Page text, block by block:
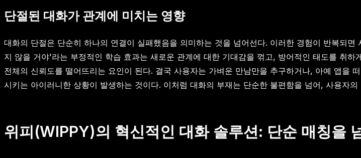
단절된 대화가 관계에 미치는 영향
대화의 단절은 단순히 하나의 연결이 실패했음을 의미하는 것을 넘어선다. 이러한 경험이 반복되
지 않을 거야'라는 부정적인 학습 효과는 새로운 관계에 대한 기대감을 꺾고, 방어적인 태도를 취
전체의 신뢰도를 떨어뜨리는 요인이 된다. 결국 사용자는 가벼운 만남만을 추구하거나, 아예 앱을
시키는 아이러니한 상황이 발생하는 것이다. 이처럼 대화의 부재는 단순한 불편함을 넘어, 사용자
위피(WIPPY)의 혁신적인 대화 솔루션: 단순 매칭을